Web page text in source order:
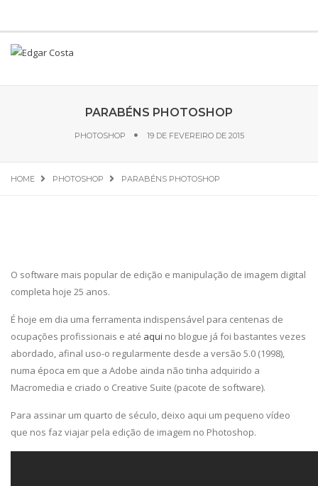
PARABÉNS PHOTOSHOP
PHOTOSHOP 19 DE FEVEREIRO DE 2015
HOME PHOTOSHOP PARABÉNS PHOTOSHOP
O software mais popular de edição e manipulação de imagem digital
completa hoje 25 anos.
É hoje em dia uma ferramenta indispensável para centenas de
ocupações profissionais e até aqui no blogue já foi bastantes vezes
abordado, afinal uso-o regularmente desde a versão 5.0 (1998),
numa época em que a Adobe ainda não tinha adquirido a
Macromedia e criado o Creative Suite (pacote de software).
Para assinar um quarto de século, deixo aqui um pequeno vídeo
que nos faz viajar pela edição de imagem no Photoshop.